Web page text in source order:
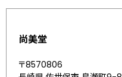
尚美堂
〒8570806